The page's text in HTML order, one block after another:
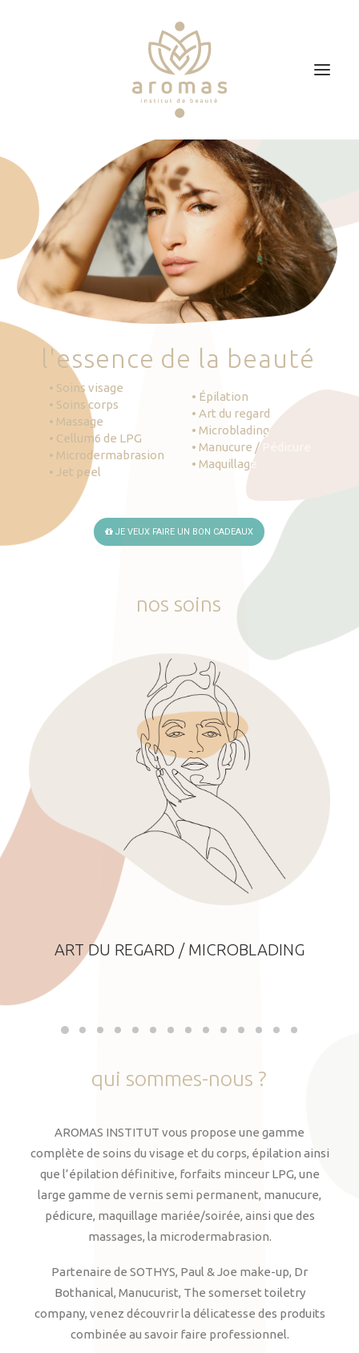
Soins
Je veux faire un bon cadeau
Plan d’accès
Prendre RDV
'essence de la beauté
• Soins visage
• Soins corps
• Massage
• Cellum6 de LPG
• Microdermabrasion
• Jet peel
• Épilation
• Art du regard
• Microblading
• Manucure / Pédicure
• Maquillage
JE VEUX FAIRE UN BON CADEAUX
nos soins
ART DU REGARD / MICROBLADING
qui sommes-nous ?
AROMAS INSTITUT vous propose une gamme
complète de soins du visage et du corps, épilation ainsi
que l’épilation définitive, forfaits minceur LPG, une
large gamme de vernis semi permanent, manucure,
pédicure, maquillage mariée/soirée, ainsi que des
massages, la microdermabrasion.
Partenaire de SOTHYS, Paul & Joe make-up, Dr
Bothanical, Manucurist, The somerset toiletry
company, venez découvrir la délicatesse des produits
combinée au savoir faire professionnel.